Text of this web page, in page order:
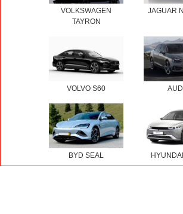
VOLKSWAGEN
TAYRON
JAGUAR
VOLVO S60
BYD SEAL